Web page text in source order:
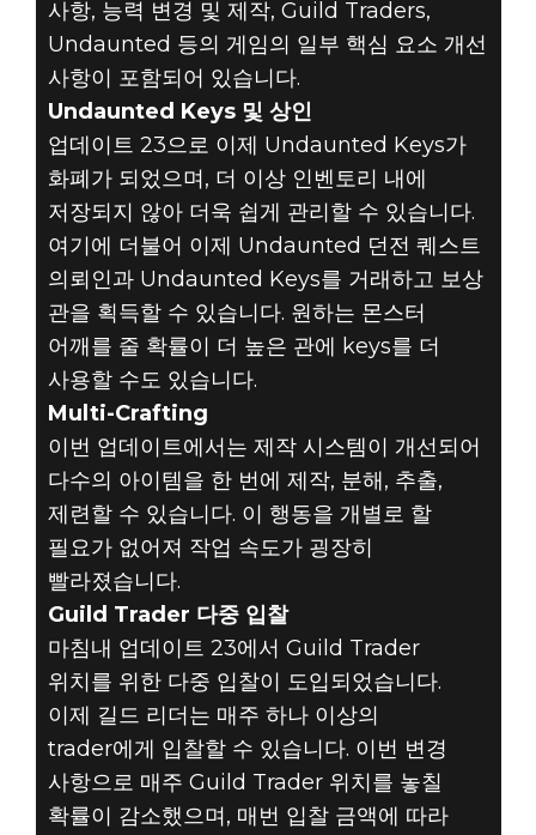
사항, 능력 변경 및 제작, Guild Traders,
Undaunted 등의 게임의 일부 핵심 요소 개선
사항이 포함되어 있습니다.
Undaunted Keys 및 상인
업데이트 23으로 이제 Undaunted Keys가
화폐가 되었으며, 더 이상 인벤토리 내에
저장되지 않아 더욱 쉽게 관리할 수 있습니다.
여기에 더불어 이제 Undaunted 던전 퀘스트
의뢰인과 Undaunted Keys를 거래하고 보상
관을 획득할 수 있습니다. 원하는 몬스터
어깨를 줄 확률이 더 높은 관에 keys를 더
사용할 수도 있습니다.
Multi-Crafting
이번 업데이트에서는 제작 시스템이 개선되어
다수의 아이템을 한 번에 제작, 분해, 추출,
제련할 수 있습니다. 이 행동을 개별로 할
필요가 없어져 작업 속도가 굉장히
빨라졌습니다.
Guild Trader 다중 입찰
마침내 업데이트 23에서 Guild Trader
위치를 위한 다중 입찰이 도입되었습니다.
이제 길드 리더는 매주 하나 이상의
trader에게 입찰할 수 있습니다. 이번 변경
사항으로 매주 Guild Trader 위치를 놓칠
확률이 감소했으며, 매번 입찰 금액에 따라